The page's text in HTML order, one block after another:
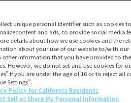
unique personal identifier such as cookies
and ads, to provide social media
details about how we use cookies and the
about your use of our website to/with
other information that you have provided to
However, we do not set and use cookies for
if you are under the age of 16 or to reject
Settings”.
Policy for California Residents
Sell or Share My Personal Information